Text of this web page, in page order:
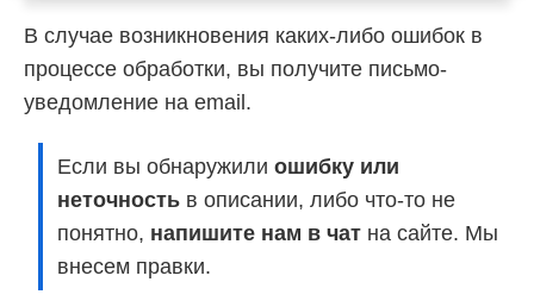
В случае возникновения каких-либо ошибок в
процессе обработки, вы получите письмо-
уведомление на email.
Если вы обнаружили ошибку или
неточность в описании, либо что-то не
понятно, напишите нам в чат на сайте. Мы
внесем правки.